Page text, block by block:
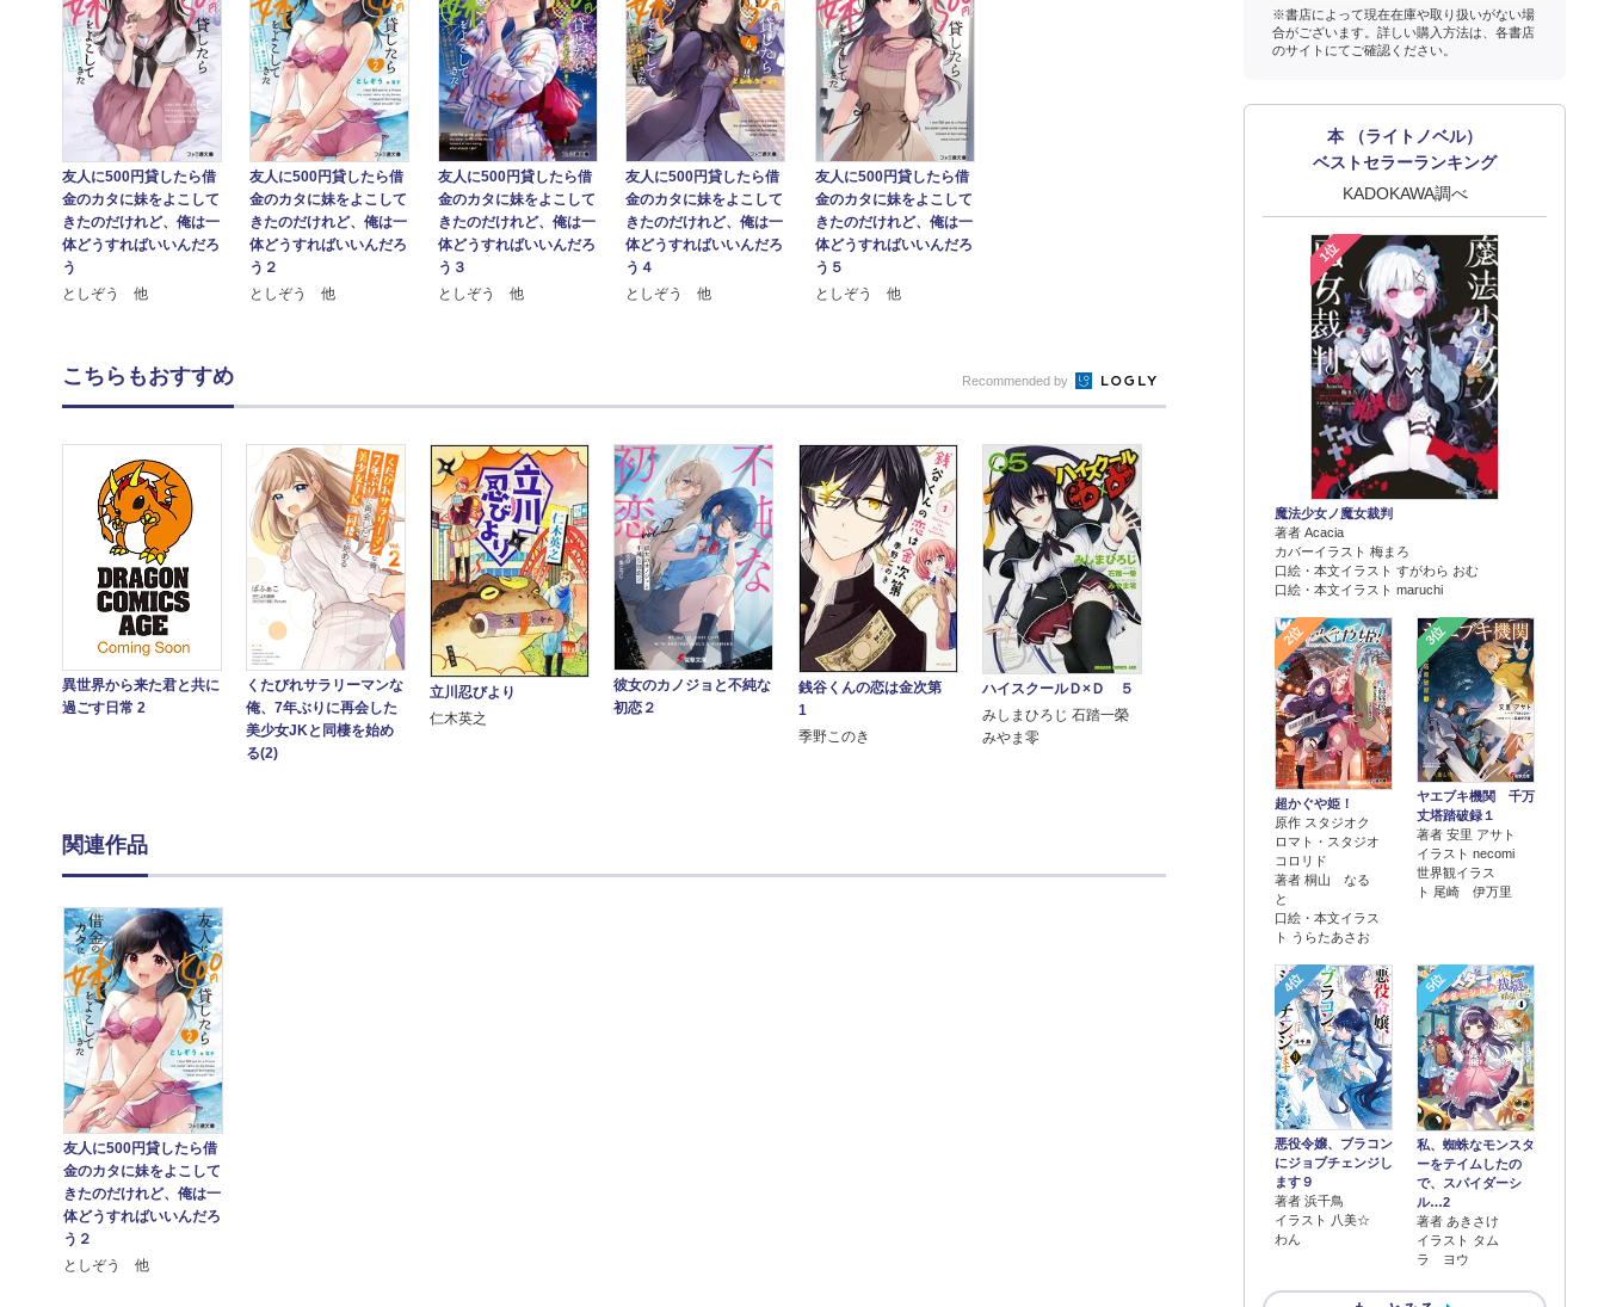
友人に500円貸したら借
金のカタに妹をよこして
きたのだけれど、俺は一
体どうすればいいんだろ
う
としぞう 他
友人に500円貸したら借
金のカタに妹をよこして
きたのだけれど、俺は一
体どうすればいいんだろ
う２
としぞう 他
友人に500円貸したら借
金のカタに妹をよこして
きたのだけれど、俺は一
体どうすればいいんだろ
う３
としぞう 他
友人に500円貸したら借
金のカタに妹をよこして
きたのだけれど、俺は一
体どうすればいいんだろ
う４
としぞう 他
友人に500円貸したら借
金のカタに妹をよこして
きたのだけれど、俺は一
体どうすればいいんだろ
う５
としぞう 他
※書店によって現在在庫や取り扱いがない場
合がございます。詳しい購入方法は、各書店
のサイトにてご確認ください。
本 （ライトノベル）
ベストセラーランキング
KADOKAWA調べ
1位
魔法少女ノ魔女裁判
著者 Acacia
カバーイラスト 梅まろ
口絵・本文イラスト すがわら おむ
口絵・本文イラスト maruchi
2位
超かぐや姫！
原作 スタジオク
ロマト・スタジオ
コロリド
著者 桐山 なる
と
口絵・本文イラス
ト うらたあさお
3位
ヤエブキ機関 千万
丈塔踏破録１
著者 安里 アサト
イラスト necomi
世界観イラス
ト 尾崎 伊万里
4位
悪役令嬢、ブラコン
にジョブチェンジし
ます９
著者 浜千鳥
イラスト 八美☆
わん
5位
私、蜘蛛なモンスタ
ーをテイムしたの
で、スパイダーシ
ル…2
著者 あきさけ
イラスト タム
ラ ヨウ
こちらもおすすめ Recommended by
異世界から来た君と共に
過ごす日常 2
くたびれサラリーマンな
俺、7年ぶりに再会した
美少女JKと同棲を始め
る(2)
立川忍びより
仁木英之
彼女のカノジョと不純な
初恋２
銭谷くんの恋は金次第
1
季野このき
ハイスクールＤ×Ｄ ５
みしまひろじ 石踏一榮
みやま零
関連作品
友人に500円貸したら借
金のカタに妹をよこして
きたのだけれど、俺は一
体どうすればいいんだろ
う２
としぞう 他